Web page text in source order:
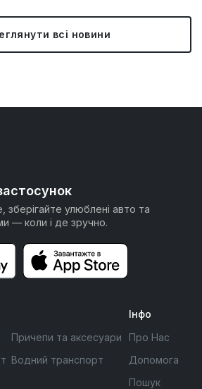
всі новини
зберігайте улюблені авто та
— коли і де зручно.
Причепи та аксесуари
Водний транспорт
Інфо
Про Нас
Допомога
Пошук